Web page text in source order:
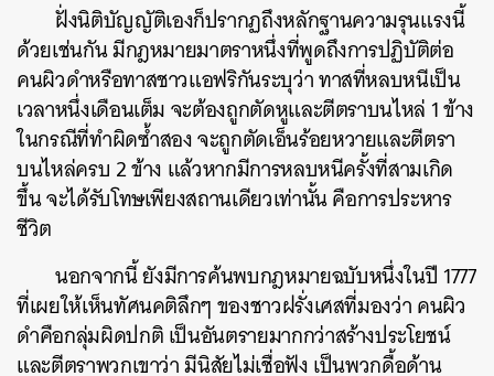
ฝั่งนิติบัญญัติเองก็ปรากฏถึงหลักฐานความรุนแรงนี้
ด้วยเช่นกัน มีกฎหมายมาตราหนึ่งที่พูดถึงการปฏิบัติต่อ
คนผิวดำหรือทาสชาวแอฟริกันระบุว่า ทาสที่หลบหนีเป็น
เวลาหนึ่งเดือนเต็ม จะต้องถูกตัดหูและตีตราบนไหล่ 1 ข้าง
ในกรณีที่ทำผิดซ้ำสอง จะถูกตัดเอ็นร้อยหวายและตีตรา
บนไหล่ครบ 2 ข้าง แล้วหากมีการหลบหนีครั้งที่สามเกิด
ขึ้น จะได้รับโทษเพียงสถานเดียวเท่านั้น คือการประหาร
ชีวิต
นอกจากนี้ ยังมีการค้นพบกฎหมายฉบับหนึ่งในปี 1777
ที่เผยให้เห็นทัศนคติลึกๆ ของชาวฝรั่งเศสที่มองว่า คนผิว
ดำคือกลุ่มผิดปกติ เป็นอันตรายมากกว่าสร้างประโยชน์
และตีตราพวกเขาว่า มีนิสัยไม่เชื่อฟัง เป็นพวกดื้อด้าน